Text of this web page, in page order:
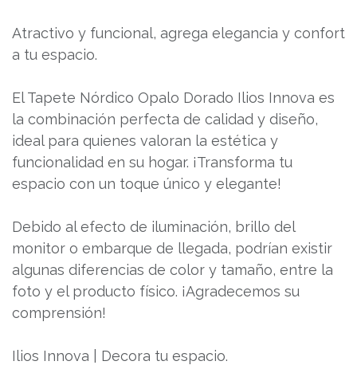
Atractivo y funcional, agrega elegancia y confort
a tu espacio.
El Tapete Nórdico Opalo Dorado Ilios Innova es
la combinación perfecta de calidad y diseño,
ideal para quienes valoran la estética y
funcionalidad en su hogar. ¡Transforma tu
espacio con un toque único y elegante!
Debido al efecto de iluminación, brillo del
monitor o embarque de llegada, podrían existir
algunas diferencias de color y tamaño, entre la
foto y el producto físico. ¡Agradecemos su
comprensión!
Ilios Innova | Decora tu espacio.